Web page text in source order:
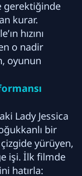
gerektiğinde
kurar.
hızını
o nadir
oyunun
Lady Jessica
bir
yürüyen,
işi. İlk filmde
hatırla: